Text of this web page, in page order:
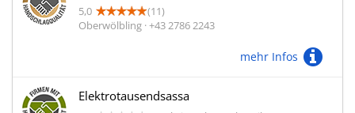
5,0
(11)
Oberwölbling · +43 2786 2243
mehr Infos
Elektrotausendsassa